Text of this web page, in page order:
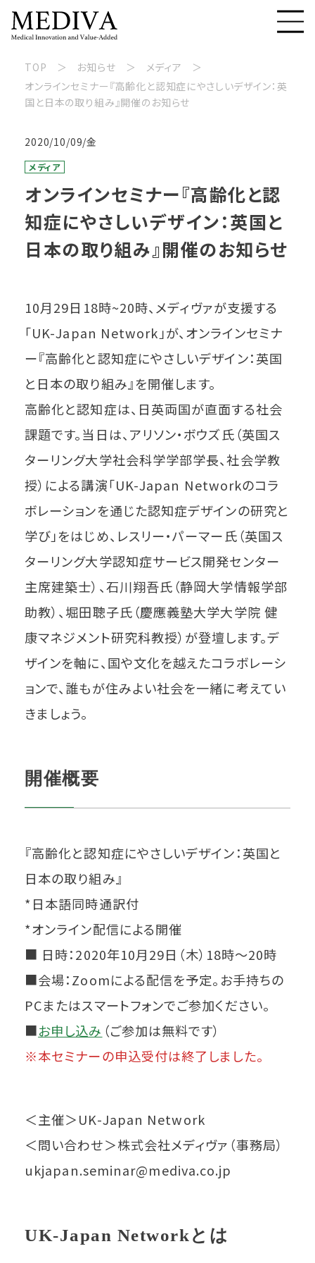
TOP お知らせ
メディア
オンラインセミナー『高齢化と認知症にやさしいデザイン：英
国と日本の取り組み』開催のお知らせ
2020/10/09/金
メディア
オンラインセミナー『高齢化と認
知症にやさしいデザイン：英国と
日本の取り組み』開催のお知らせ
10月29日18時~20時、メディヴァが支援する
「UK-Japan Network」が、オンラインセミナ
ー『高齢化と認知症にやさしいデザイン：英国
と日本の取り組み』を開催します。
高齢化と認知症は、日英両国が直面する社会
課題です。当日は、アリソン・ボウズ氏（英国ス
ターリング大学社会科学学部学長、社会学教
授）による講演「UK-Japan Networkのコラ
ボレーションを通じた認知症デザインの研究と
学び」をはじめ、レスリー・パーマー氏（英国ス
ターリング大学認知症サービス開発センター
主席建築士）、石川翔吾氏（静岡大学情報学部
助教）、堀田聰子氏（慶應義塾大学大学院 健
康マネジメント研究科教授）が登壇します。デ
ザインを軸に、国や文化を越えたコラボレーシ
ョンで、誰もが住みよい社会を一緒に考えてい
きましょう。
開催概要
『高齢化と認知症にやさしいデザイン：英国と
日本の取り組み』
*日本語同時通訳付
*オンライン配信による開催
■ 日時：2020年10月29日（木）18時～20時
■会場：Zoomによる配信を予定。お手持ちの
PCまたはスマートフォンでご参加ください。
■お申し込み （ご参加は無料です）
※本セミナーの申込受付は終了しました。
＜主催＞UK-Japan Network
＜問い合わせ＞株式会社メディヴァ（事務局）
ukjapan.seminar@mediva.co.jp
UK-Japan Networkとは